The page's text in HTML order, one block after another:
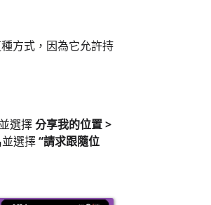
方式，因為它允許持
選擇分享我的位置 >
選擇“請求跟隨位